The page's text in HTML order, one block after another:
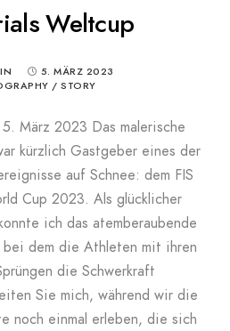
Weltcup
5. MÄRZ 2023
/STORY
März 2023 Das malerische
kürzlich Gastgeber eines der
auf Schnee: dem FIS
Cup 2023. Als glücklicher
ich das atemberaubende
dem die Athleten mit ihren
die Schwerkraft
Sie mich, während wir die
noch einmal erleben, die sich